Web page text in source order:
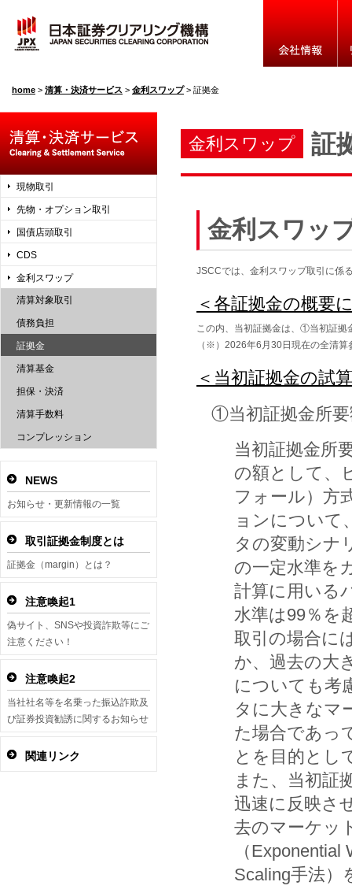
home > 清算・決済サービス > 金利スワップ> 証拠金
金利スワップ 証
金利スワッ
JSCCでは、金利スワップ取引に係
＜各証拠金の概要
この内、当初証拠金は、①当初証拠
（※）2026年6月30日現在の全清
＜当初証拠金の試
①当初証拠金所
当初証拠金所
の額として、
フォール）方
ョンについて
タの変動シナ
の一定水準を
計算に用いる
水準は99％を
取引の場合に
か、過去の大
についても考
タに大きなマ
た場合であっ
とを目的とし
また、当初証
迅速に反映さ
去のマーケッ
（
Scaling手法）
現物取引
先物・オプション取引
国債店頭取引
CDS
金利スワップ
清算対象取引
債務負担
証拠金
清算基金
担保・決済
清算手数料
コンプレッション
NEWS
お知らせ・更新情報の一覧
取引証拠金制度とは
証拠金（margin）とは？
注意喚起1
偽サイト、SNSや投資詐欺等にご
注意ください！
注意喚起2
当社社名等を名乗った振込詐欺及
び証券投資勧誘に関するお知らせ
関連リンク